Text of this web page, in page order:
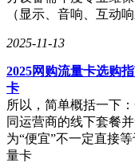
（显示、音响、互动
2025-11-13
2025网购流量卡选购
卡
所以，简单概括一下
同运营商的线下套餐
为“便宜”不一定直接
量卡